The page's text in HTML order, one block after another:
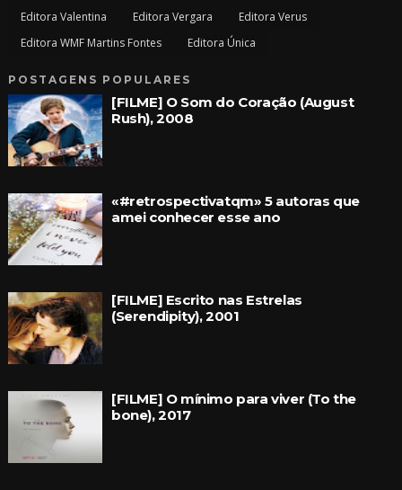
Editora Valentina
Editora Vergara
Editora Verus
Editora WMF Martins Fontes
Editora Única
POSTAGENS POPULARES
[FILME] O Som do Coração (August
Rush), 2008
«#retrospectivatqm» 5 autoras que
amei conhecer esse ano
[FILME] Escrito nas Estrelas
(Serendipity), 2001
[FILME] O mínimo para viver (To the
bone), 2017